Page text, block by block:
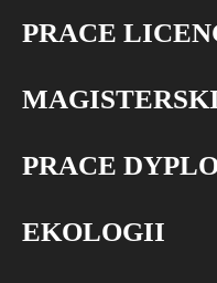
PRACE
PRACE
EKOLOGII